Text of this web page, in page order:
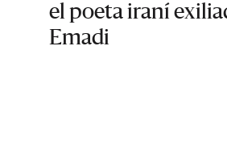
el poeta iraní
Emadi